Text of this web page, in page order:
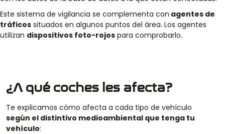
Este sistema de vigilancia se complementa con agentes de
tráficos situados en algunos puntos del área. Los agentes
utilizan dispositivos foto-rojos para comprobarlo.
¿A qué coches les afecta?
Te explicamos cómo afecta a cada tipo de vehículo
según el distintivo medioambiental que tenga tu
vehículo: